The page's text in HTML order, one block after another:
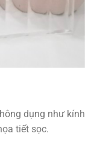
dụng như kính
tiết sọc.